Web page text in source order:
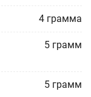
4 грамма
5 грамм
5 грамм